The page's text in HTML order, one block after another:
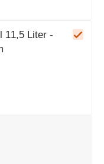
11,5 Liter -